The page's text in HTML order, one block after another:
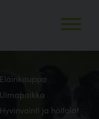
Eläinkauppa
Uimapaikka
Hyvinvointi ja hoitolat